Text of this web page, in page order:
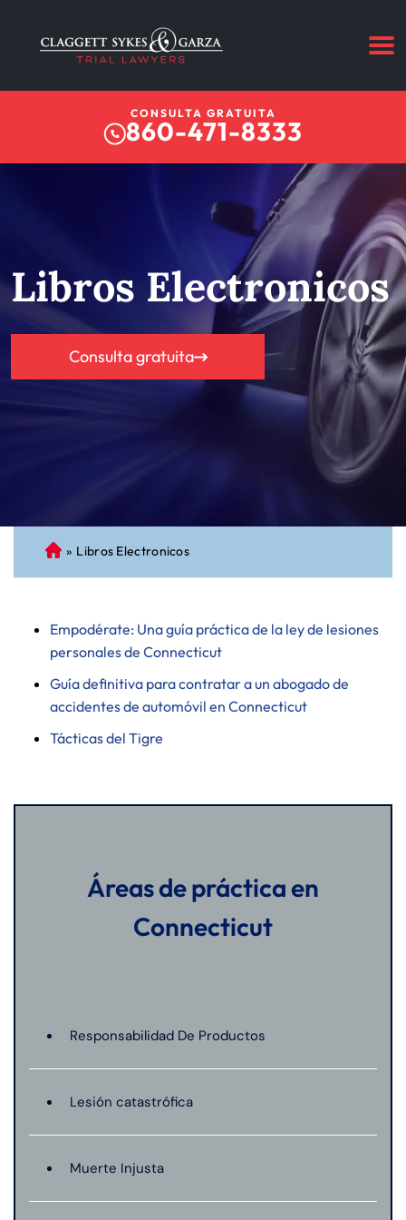
CONSULTA GRATUITA
860-471-8333
Libros Electronicos
Consulta gratuita
A
bo
do
Pe
rs
on
al
y
» Libros Electronicos
Empodérate: Una guía práctica de la ley de lesiones
personales de Connecticut
Guía definitiva para contratar a un abogado de
accidentes de automóvil en Connecticut
Tácticas del Tigre
Áreas de práctica en
Connecticut
Responsabilidad De Productos
Lesión catastrófica
Muerte Injusta